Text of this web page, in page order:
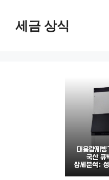
세금 상식